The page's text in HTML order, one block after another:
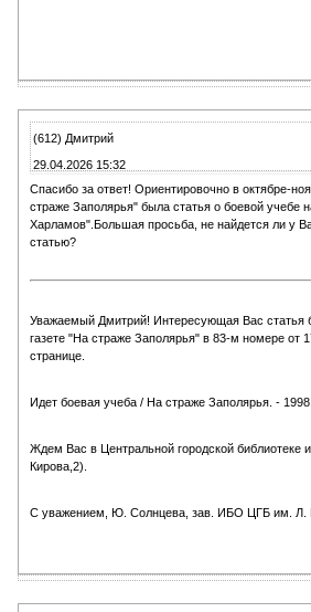
(612) Дмитрий
29.04.2026 15:32
Спасибо за ответ! Ориентировочно в октябре-
страже Заполярья" была статья о боевой учебе
Харламов".Большая просьба, не найдется ли у
статью?
Уважаемый Дмитрий! Интересующая Вас статья
газете "На страже Заполярья" в 83-м номере от
странице.
Идет боевая учеба / На страже Заполярья. -
Ждем Вас в Центральной городской библиотеке
Кирова,2).
С уважением, Ю. Солнцева, зав. ИБО ЦГБ им. Л.